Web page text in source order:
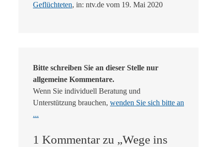
Geflüchteten, in: ntv.de vom 19. Mai 2020
Bitte schreiben Sie an dieser Stelle nur
allgemeine Kommentare.
Wenn Sie individuell Beratung und
Unterstützung brauchen, wenden Sie sich bitte an
...
1 Kommentar zu „Wege ins